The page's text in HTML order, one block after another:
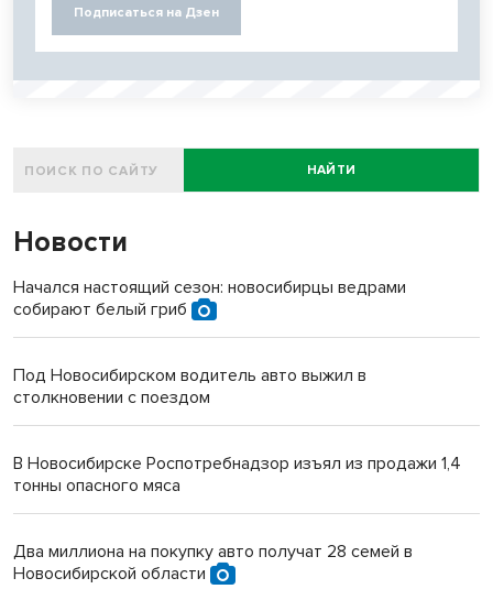
Подписаться на Дзен
НАЙТИ
Новости
Начался настоящий сезон: новосибирцы ведрами
собирают белый гриб
Под Новосибирском водитель авто выжил в
столкновении с поездом
В Новосибирске Роспотребнадзор изъял из продажи 1,4
тонны опасного мяса
Два миллиона на покупку авто получат 28 семей в
Новосибирской области